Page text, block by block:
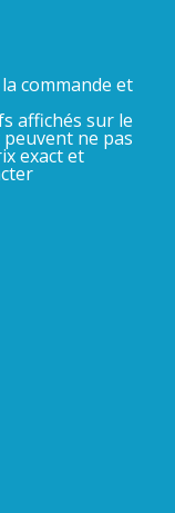
la commande et
affichés sur le
ne pas
exact et